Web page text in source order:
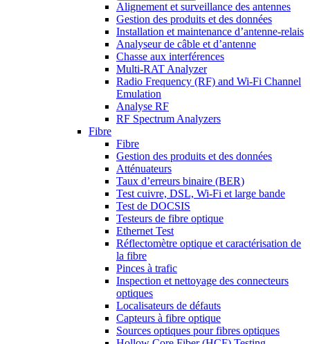
Alignement et surveillance des antennes
Gestion des produits et des données
Installation et maintenance d’antenne-relais
Analyseur de câble et d’antenne
Chasse aux interférences
Multi-RAT Analyzer
Radio Frequency (RF) and Wi-Fi Channel
Emulation
Analyse RF
RF Spectrum Analyzers
Fibre
Fibre
Gestion des produits et des données
Atténuateurs
Taux d’erreurs binaire (BER)
Test cuivre, DSL, Wi-Fi et large bande
Test de DOCSIS
Testeurs de fibre optique
Ethernet Test
Réflectomètre optique et caractérisation de
la fibre
Pinces à trafic
Inspection et nettoyage des connecteurs
optiques
Localisateurs de défauts
Capteurs à fibre optique
Sources optiques pour fibres optiques